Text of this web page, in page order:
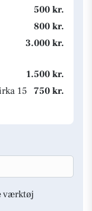
500 kr.
800 kr.
3.000 kr.
1.500 kr.
15 750 kr.
værktøj